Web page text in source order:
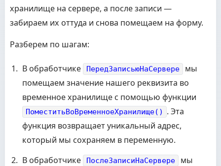
хранилище на сервере, а после записи —
забираем их оттуда и снова помещаем на форму.
Разберем по шагам:
В обработчике ПередЗаписьюНаСервере
мы
помещаем значение нашего реквизита во
временное хранилище с помощью функции
ПоместитьВоВременноеХранилище()
. Эта
функция возвращает уникальный адрес,
который мы сохраняем в переменную.
В обработчике
ПослеЗаписиНаСервере
мы